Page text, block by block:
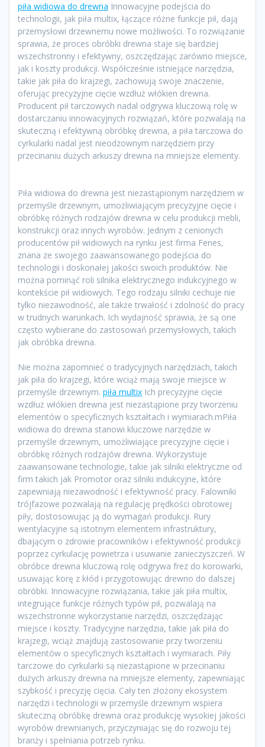
piła widiowa do drewna Innowacyjne podejścia do
technologii, jak piła multix, łączące różne funkcje pił, dają
przemysłowi drzewnemu nowe możliwości. To rozwiązanie
sprawia, że proces obróbki drewna staje się bardziej
wszechstronny i efektywny, oszczędzając zarówno miejsce,
jak i koszty produkcji. Współcześnie istniejące narzędzia,
takie jak piła do krajzegi, zachowują swoje znaczenie,
oferując precyzyjne cięcie wzdłuż włókien drewna.
Producent pił tarczowych nadal odgrywa kluczową rolę w
dostarczaniu innowacyjnych rozwiązań, które pozwalają na
skuteczną i efektywną obróbkę drewna, a piła tarczowa do
cyrkularki nadal jest nieodzownym narzędziem przy
przecinaniu dużych arkuszy drewna na mniejsze elementy.
Piła widiowa do drewna jest niezastąpionym narzędziem w
przemyśle drzewnym, umożliwiającym precyzyjne cięcie i
obróbkę różnych rodzajów drewna w celu produkcji mebli,
konstrukcji oraz innych wyrobów. Jednym z cenionych
producentów pił widiowych na rynku jest firma Fenes,
znana ze swojego zaawansowanego podejścia do
technologii i doskonałej jakości swoich produktów. Nie
można pominąć roli silnika elektrycznego indukcyjnego w
kontekście pił widiowych. Tego rodzaju silniki cechuje nie
tylko niezawodność, ale także trwałość i zdolność do pracy
w trudnych warunkach. Ich wydajność sprawia, że są one
często wybierane do zastosowań przemysłowych, takich
jak obróbka drewna.
Nie można zapomnieć o tradycyjnych narzędziach, takich
jak piła do krajzegi, które wciąż mają swoje miejsce w
przemyśle drzewnym. piła multix Ich precyzyjne cięcie
wzdłuż włókien drewna jest niezastąpione przy tworzeniu
elementów o specyficznych kształtach i wymiarach.mPiła
widiowa do drewna stanowi kluczowe narzędzie w
przemyśle drzewnym, umożliwiające precyzyjne cięcie i
obróbkę różnych rodzajów drewna. Wykorzystuje
zaawansowane technologie, takie jak silniki elektryczne od
firm takich jak Promotor oraz silniki indukcyjne, które
zapewniają niezawodność i efektywność pracy. Falowniki
trójfazowe pozwalają na regulację prędkości obrotowej
piły, dostosowując ją do wymagań produkcji. Rury
wentylacyjne są istotnym elementem infrastruktury,
dbającym o zdrowie pracowników i efektywność produkcji
poprzez cyrkulację powietrza i usuwanie zanieczyszczeń. W
obróbce drewna kluczową rolę odgrywa frez do korowarki,
usuwając korę z kłód i przygotowując drewno do dalszej
obróbki. Innowacyjne rozwiązania, takie jak piła multix,
integrujące funkcje różnych typów pił, pozwalają na
wszechstronne wykorzystanie narzędzi, oszczędzając
miejsce i koszty. Tradycyjne narzędzia, takie jak piła do
krajzegi, wciąż znajdują zastosowanie przy tworzeniu
elementów o specyficznych kształtach i wymiarach. Piły
tarczowe do cyrkularki są niezastąpione w przecinaniu
dużych arkuszy drewna na mniejsze elementy, zapewniając
szybkość i precyzję cięcia. Cały ten złożony ekosystem
narzędzi i technologii w przemyśle drzewnym wspiera
skuteczną obróbkę drewna oraz produkcję wysokiej jakości
wyrobów drewnianych, przyczyniając się do rozwoju tej
branży i spełniania potrzeb rynku.